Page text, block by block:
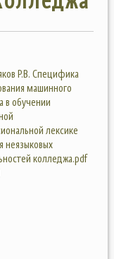
Р.В. Специфика
машинного
в обучении
лексике
неязыковых
колледжа.pdf